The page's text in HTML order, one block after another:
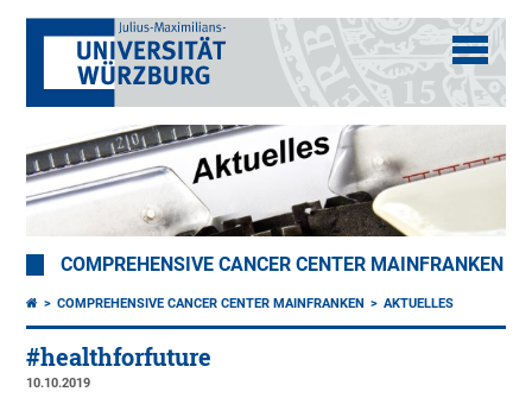
COMPREHENSIVE CANCER CENTER MAINFRANKEN
COMPREHENSIVE CANCER CENTER MAINFRANKEN AKTUELLES
#healthforfuture
10.10.2019